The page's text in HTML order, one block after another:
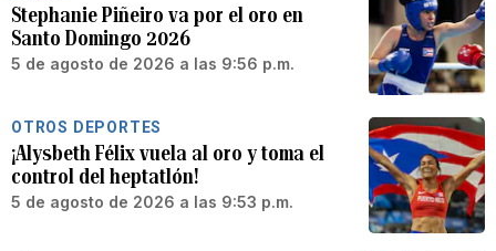
Stephanie Piñeiro va por el oro en
Santo Domingo 2026
5 de agosto de 2026 a las 9:56 p.m.
OTROS DEPORTES
¡Alysbeth Félix vuela al oro y toma el
control del heptatlón!
5 de agosto de 2026 a las 9:53 p.m.